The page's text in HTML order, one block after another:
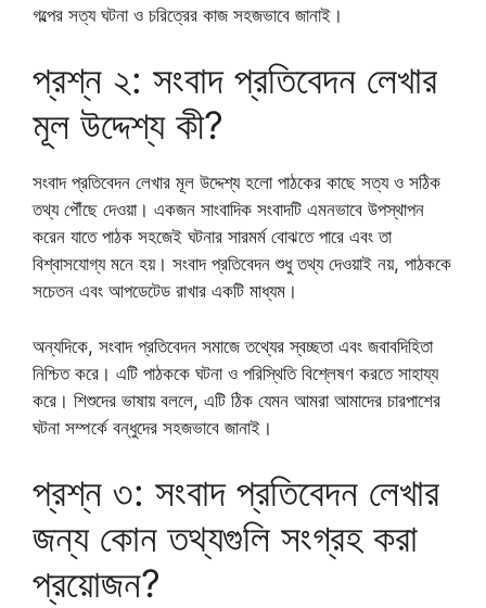
গল্পের সত্য ঘটনা ও চরিত্রের কাজ সহজভাবে জানাই।
প্রশ্ন ২: সংবাদ প্রতিবেদন লেখার
মূল উদ্দেশ্য কী?
সংবাদ প্রতিবেদন লেখার মূল উদ্দেশ্য হলো পাঠকের কাছে সত্য ও সঠিক
তথ্য পৌঁছে দেওয়া। একজন সাংবাদিক সংবাদটি এমনভাবে উপস্থাপন
করেন যাতে পাঠক সহজেই ঘটনার সারমর্ম বোঝতে পারে এবং তা
বিশ্বাসযোগ্য মনে হয়। সংবাদ প্রতিবেদন শুধু তথ্য দেওয়াই নয়, পাঠককে
সচেতন এবং আপডেটেড রাখার একটি মাধ্যম।
অন্যদিকে, সংবাদ প্রতিবেদন সমাজে তথ্যের স্বচ্ছতা এবং জবাবদিহিতা
নিশ্চিত করে। এটি পাঠককে ঘটনা ও পরিস্থিতি বিশ্লেষণ করতে সাহায্য
করে। শিশুদের ভাষায় বললে, এটি ঠিক যেমন আমরা আমাদের চারপাশের
ঘটনা সম্পর্কে বন্ধুদের সহজভাবে জানাই।
প্রশ্ন ৩: সংবাদ প্রতিবেদন লেখার
জন্য কোন তথ্যগুলি সংগ্রহ করা
প্রয়োজন?